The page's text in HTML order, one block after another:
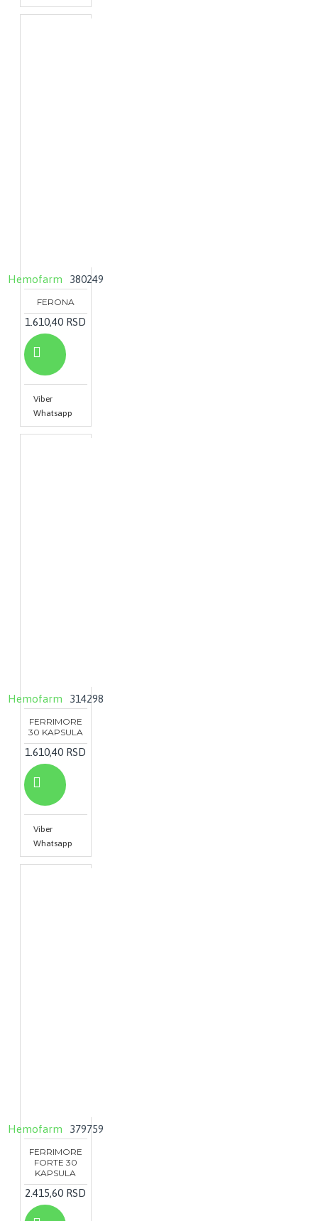
Hemofarm 380249
FERONA
1.610,40 RSD
Viber
Whatsapp
Hemofarm 314298
FERRIMORE
30 KAPSULA
1.610,40 RSD
Viber
Whatsapp
Hemofarm 379759
FERRIMORE
FORTE 30
KAPSULA
2.415,60 RSD